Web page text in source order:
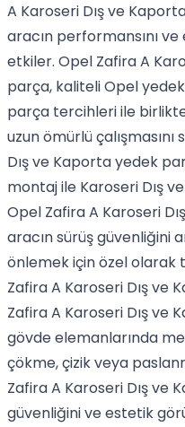
A Karoseri Dış ve
aracın performansını
etkiler. Opel Zafira A
parça, kaliteli Opel
parça tercihleri ile
uzun ömürlü
Dış ve Kaporta yedek
montaj ile Karoseri Dış
Opel Zafira A Karoseri
aracın sürüş güvenliğini
önlemek için özel olarak
Zafira A Karoseri Dış ve
Zafira A Karoseri Dış ve
gövde elemanlarında
çökme, çizik veya
Zafira A Karoseri Dış ve
güvenliğini ve estetik